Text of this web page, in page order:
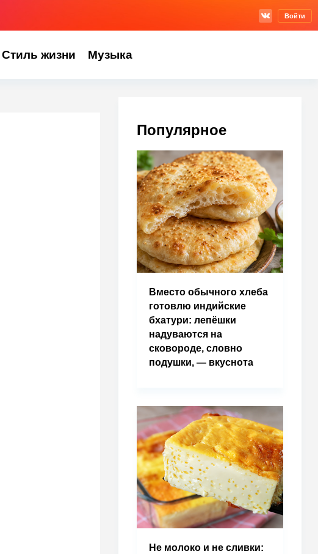
Войти
Стиль жизни Музыка
Популярное
Вместо обычного хлеба
готовлю индийские
бхатури: лепёшки
надуваются на
сковороде, словно
подушки, — вкуснота
Не молоко и не сливки: